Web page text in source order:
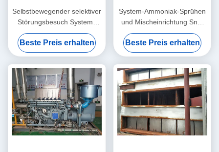
Selbstbewegender selektiver
Störungsbesuch Systems
For De Nox Application der
katalytischen Reduktion
Beste Preis erhalten
System-Ammoniak-Sprühen
und Mischeinrichtung Sncr
DeNOx für Projekt
Störungsbesuchs Denitration
Beste Preis erhalten